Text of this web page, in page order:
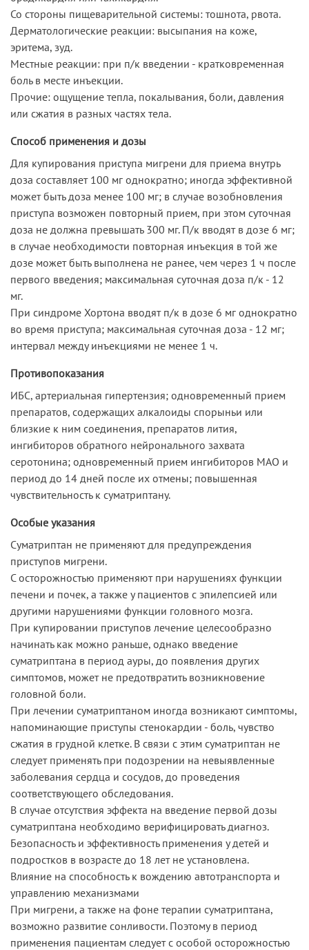
Со стороны пищеварительной системы: тошнота, рвота.
Дерматологические реакции: высыпания на коже,
эритема, зуд.
Местные реакции: при п/к введении - кратковременная
боль в месте инъекции.
Прочие: ощущение тепла, покалывания, боли, давления
или сжатия в разных частях тела.
Способ применения и дозы
Для купирования приступа мигрени для приема внутрь
доза составляет 100 мг однократно; иногда эффективной
может быть доза менее 100 мг; в случае возобновления
приступа возможен повторный прием, при этом суточная
доза не должна превышать 300 мг. П/к вводят в дозе 6 мг;
в случае необходимости повторная инъекция в той же
дозе может быть выполнена не ранее, чем через 1 ч после
первого введения; максимальная суточная доза п/к - 12
мг.
При синдроме Хортона вводят п/к в дозе 6 мг однократно
во время приступа; максимальная суточная доза - 12 мг;
интервал между инъекциями не менее 1 ч.
Противопоказания
ИБС, артериальная гипертензия; одновременный прием
препаратов, содержащих алкалоиды спорыньи или
близкие к ним соединения, препаратов лития,
ингибиторов обратного нейронального захвата
серотонина; одновременный прием ингибиторов МАО и
период до 14 дней после их отмены; повышенная
чувствительность к суматриптану.
Особые указания
Суматриптан не применяют для предупреждения
приступов мигрени.
С осторожностью применяют при нарушениях функции
печени и почек, а также у пациентов с эпилепсией или
другими нарушениями функции головного мозга.
При купировании приступов лечение целесообразно
начинать как можно раньше, однако введение
суматриптана в период ауры, до появления других
симптомов, может не предотвратить возникновение
головной боли.
При лечении суматриптаном иногда возникают симптомы,
напоминающие приступы стенокардии - боль, чувство
сжатия в грудной клетке. В связи с этим суматриптан не
следует применять при подозрении на невыявленные
заболевания сердца и сосудов, до проведения
соответствующего обследования.
В случае отсутствия эффекта на введение первой дозы
суматриптана необходимо верифицировать диагноз.
Безопасность и эффективность применения у детей и
подростков в возрасте до 18 лет не установлена.
Влияние на способность к вождению автотранспорта и
управлению механизмами
При мигрени, а также на фоне терапии суматриптана,
возможно развитие сонливости. Поэтому в период
применения пациентам следует с особой осторожностью